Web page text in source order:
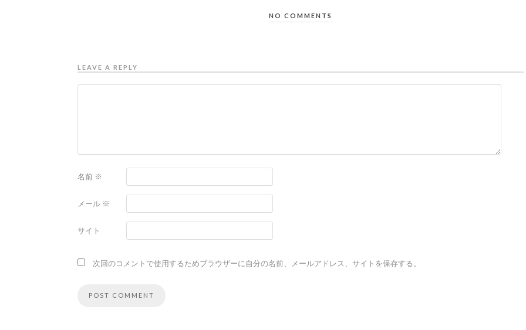
NO COMMENTS
LEAVE A REPLY
名前 ※
メール ※
サイト
次回のコメントで使用するためブラウザーに自分の名前、メールアドレス、サイトを保存する。